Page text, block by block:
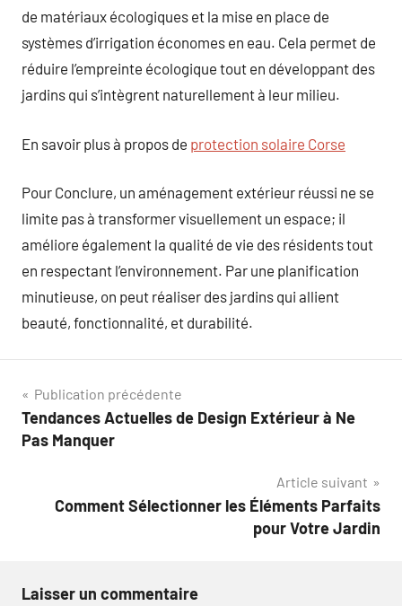
de matériaux écologiques et la mise en place de
systèmes d’irrigation économes en eau. Cela permet de
réduire l’empreinte écologique tout en développant des
jardins qui s’intègrent naturellement à leur milieu.
En savoir plus à propos de protection solaire Corse
Pour Conclure, un aménagement extérieur réussi ne se
limite pas à transformer visuellement un espace; il
améliore également la qualité de vie des résidents tout
en respectant l’environnement. Par une planification
minutieuse, on peut réaliser des jardins qui allient
beauté, fonctionnalité, et durabilité.
Navigation
de
Publication précédente
Tendances Actuelles de Design Extérieur à Ne
Pas Manquer
Article suivant
Comment Sélectionner les Éléments Parfaits
pour Votre Jardin
Laisser un commentaire